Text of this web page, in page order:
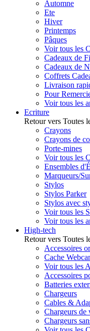
Automne
Ete
Hiver
Printemps
Pâques
Voir tous les
Cadeaux de
Cadeaux de
Coffrets
Livraison
Pour
Voir tous les
Ecriture
Retour vers Toutes
Crayons
Crayons de
Porte-mines
Voir tous les
Ensembles
Marqueurs/
Stylos
Stylos Parker
Stylos avec
Voir tous les
Voir tous les
High-tech
Retour vers Toutes
Accessoires
Cache
Voir tous les
Accessoires
Batteries
Chargeurs
Cables &
Chargeurs de
Chargeurs